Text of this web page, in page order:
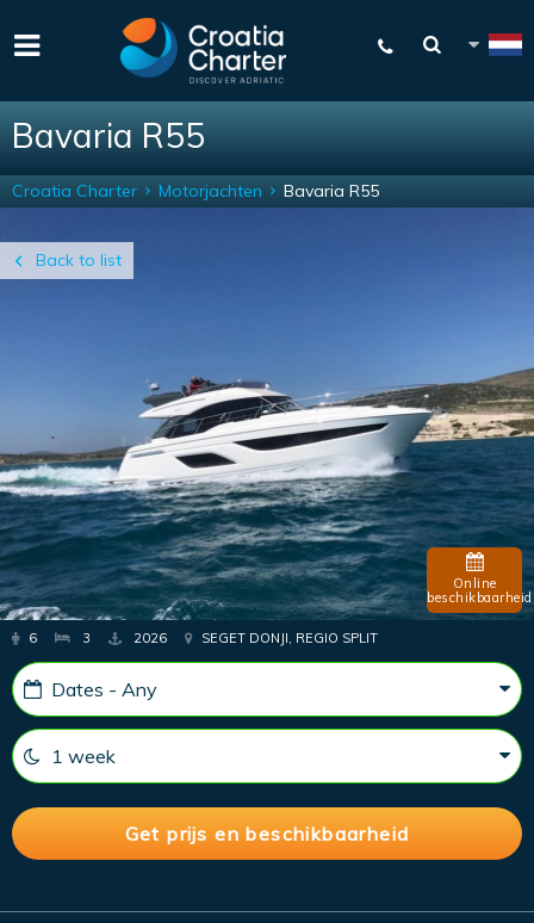
Bavaria R55
Back to list
Croatia Charter Motorjachten Bavaria R55
Online
beschikbaarheid
6 3 2026 SEGET DONJI, REGIO SPLIT